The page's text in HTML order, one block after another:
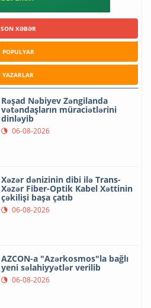
SON XƏBƏR
POPULYAR
YAZARLAR
Rəşad Nəbiyev Zəngilanda
vətəndaşların müraciətlərini
dinləyib
06-08-2026
Xəzər dənizinin dibi ilə Trans-
Xəzər Fiber-Optik Kabel Xəttinin
çəkilişi başa çatıb
06-08-2026
AZCON-a "Azərkosmos"la bağlı
yeni səlahiyyətlər verilib
06-08-2026